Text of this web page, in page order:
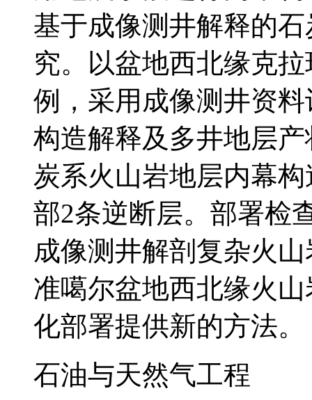
基于成像测井解释的
究。以盆地西北缘克
例，采用成像测井资
构造解释及多井地层
炭系火山岩地层内幕
部2条逆断层。部署检
成像测井解剖复杂火
准噶尔盆地西北缘火
化部署提供新的方法。
石油与天然气工程